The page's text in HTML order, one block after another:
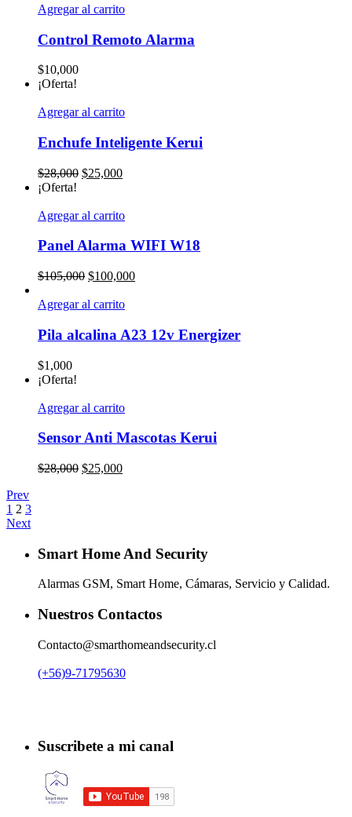
original
$55,000.
actual
$50,000.
Agregar al carrito
Control Remoto Alarma
$10,000
¡Oferta!
Agregar al carrito
Enchufe Inteligente Kerui
$28,000 El
era:
$25,000El
es:
¡Oferta!
Agregar al carrito
Panel Alarma WIFI W18
$105,000 El
original
$105,000.
$100,000El
$100,000.
Agregar al carrito
Pila alcalina A23 12v Energizer
$1,000
¡Oferta!
Agregar al carrito
Sensor Anti Mascotas Kerui
$28,000 El
$25,000El
Prev
1 2 3
Next
Smart Home And Security
Alarmas GSM, Smart Home, Cámaras, Servicio y Calidad.
Nuestros Contactos
Contacto@smarthomeandsecurity.cl
(+56)9-71795630
Suscribete a mi canal